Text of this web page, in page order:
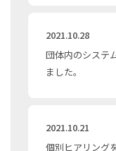
2021.10.28
団体内のシステ
ました。
2021.10.21
個別ヒアリング